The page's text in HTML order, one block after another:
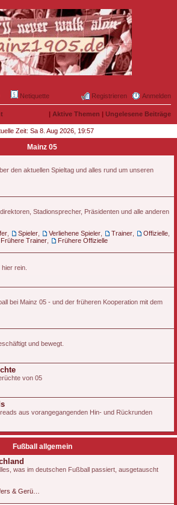
Netiquette Anmelden
Registrieren
| Aktive Themen | Ungelesene Beiträge
Zeit: Sa 8. Aug 2026, 19:57
Mainz 05
den aktuellen Spieltag und alles rund um unseren
Stadionsprecher, Präsidenten und alle anderen
Spieler Verliehene Spieler Trainer Offizielle
Frühere Trainer
Frühere Offizielle
rein.
bei Mainz 05 - und der früheren Kooperation mit dem
und bewegt.
von 05
aus vorangegangenden Hin- und Rückrunden
Fußball allgemein
was im deutschen Fußball passiert, ausgetauscht